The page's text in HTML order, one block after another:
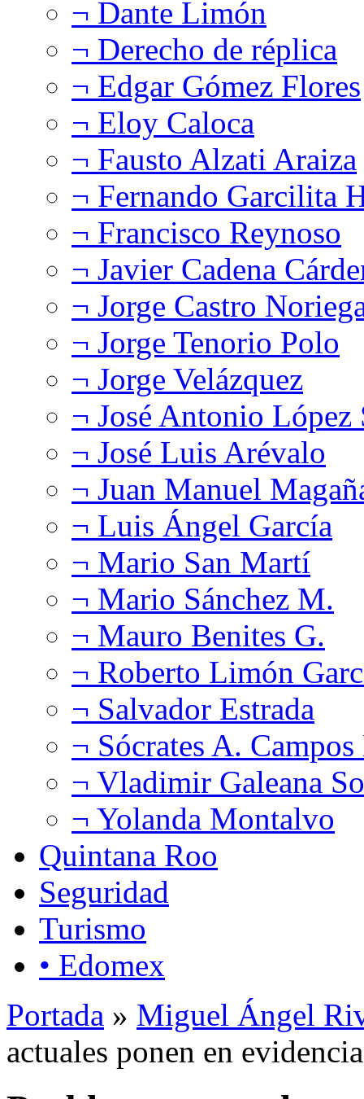
¬ Dante Limón
¬ Derecho de réplica
¬ Edgar Gómez Flores
¬ Eloy Caloca
¬ Fausto Alzati Araiza
¬ Fernando Garcilita
¬ Francisco Reynoso
¬ Javier Cadena
¬ Jorge Castro
¬ Jorge Tenorio Polo
¬ Jorge Velázquez
¬ José Antonio López
¬ José Luis Arévalo
¬ Juan Manuel
¬ Luis Ángel García
¬ Mario San Martí
¬ Mario Sánchez M.
¬ Mauro Benites G.
¬ Roberto Limón
¬ Salvador Estrada
¬ Sócrates A.
¬ Vladimir Galeana
¬ Yolanda Montalvo
Quintana Roo
Seguridad
Turismo
• Edomex
Portada » Miguel Ángel
actuales ponen en